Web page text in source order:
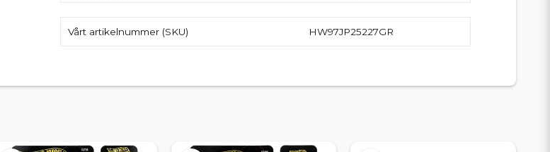
Vårt artikelnummer (SKU) HW97JP25227GR